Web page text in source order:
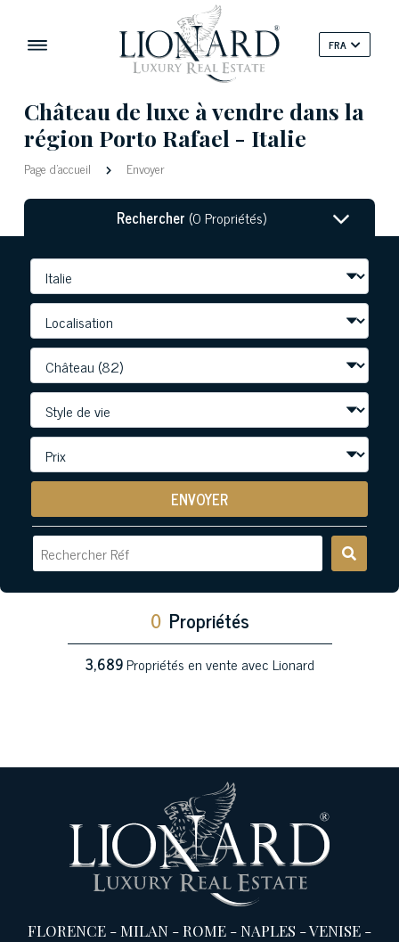
FRA
Château de luxe à vendre dans la
région Porto Rafael - Italie
Page d'accueil Envoyer
Rechercher (0 Propriétés)
ENVOYER
0 Propriétés
3,689Propriétés en vente avec Lionard
FLORENCE -MILAN -ROME -NAPLES -VENISE -